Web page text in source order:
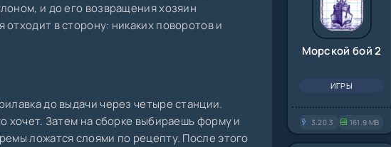
и до его возвращения хозяин
в сторону: никаких поворотов и
до выдачи через четыре станции.
хочет. Затем на сборке выбираешь форму и
ложатся слоями по рецепту. После этого
Морской бой 2
ИГРЫ
3.20.3 161.9 MB